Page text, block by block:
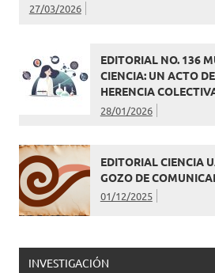
27/03/2026
EDITORIAL NO. 136
CIENCIA: UN ACTO
HERENCIA
28/01/2026
EDITORIAL CIENCIA
GOZO DE
01/12/2025
INVESTIGACIÓN